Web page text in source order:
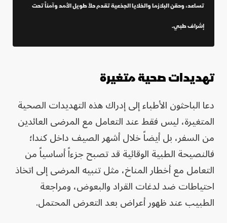
تساعد، وحقن البلازما والخلايا الجذعية تقدم حلاً طويل الأمد وآمناً تحت
إشراف طبي.
تهديدات صحية متغيرة
دعا الباحثون الأطباء إلى إدراك هذه التهديدات الصحية
المتغيرة، ليس فقط عند التعامل مع المرضى العائدين
من السفر، بل أيضاً خلال أشهر الصيف داخل كندا؛
فالنصيحة الطبية الوقائية قد تصبح جزءاً أساسياً من
التعامل مع أخطار المناخ، مثل تنبيه المرضى إلى اتخاذ
احتياطات ضد لدغات القراد والبعوض، ومراجعة
الطبيب عند ظهور أعراض بعد التعرض المحتمل.